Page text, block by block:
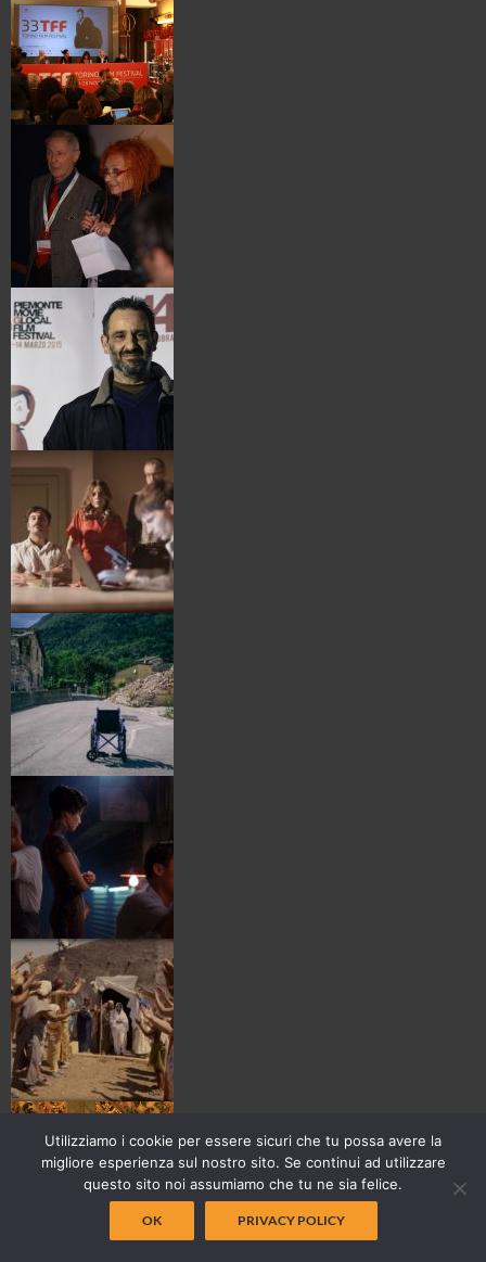
Utilizziamo i cookie per essere sicuri che tu possa avere la
migliore esperienza sul nostro sito. Se continui ad utilizzare
questo sito noi assumiamo che tu ne sia felice.
OK PRIVACY POLICY